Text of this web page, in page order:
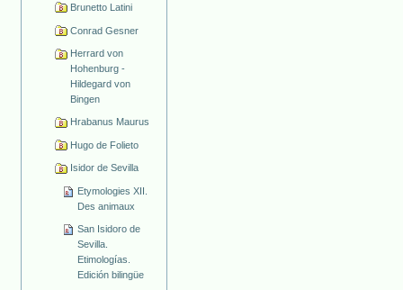
Brunetto Latini
Conrad Gesner
Herrard von
Hohenburg -
Hildegard von
Bingen
Hrabanus Maurus
Hugo de Folieto
Isidor de Sevilla
Etymologies XII.
Des animaux
San Isidoro de
Sevilla.
Etimologías.
Edición bilingüe